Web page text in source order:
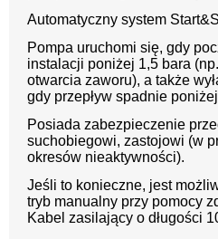
Automatyczny system
Pompa uruchomi się, gdy
instalacji poniżej 1,5 bara
otwarcia zaworu), a także
gdy przepływ spadnie
Posiada zabezpieczenie
suchobiegowi, zastojowi (w
okresów nieaktywności).
Jeśli to konieczne, jest
tryb manualny przy pomocy
Kabel zasilający o długości